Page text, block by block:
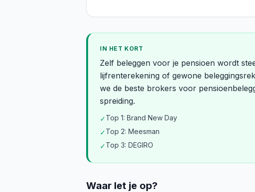
IN HET KORT
Zelf beleggen voor je pensioen wordt
lijfrenterekening of gewone
we de beste brokers voor
spreiding.
✓Top 1: Brand New Day
✓Top 2: Meesman
✓Top 3: DEGIRO
Waar let je op?